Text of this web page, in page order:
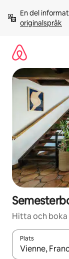
innehåll
En del
originalspråk
Hitta och boka
Plats
När resultaten